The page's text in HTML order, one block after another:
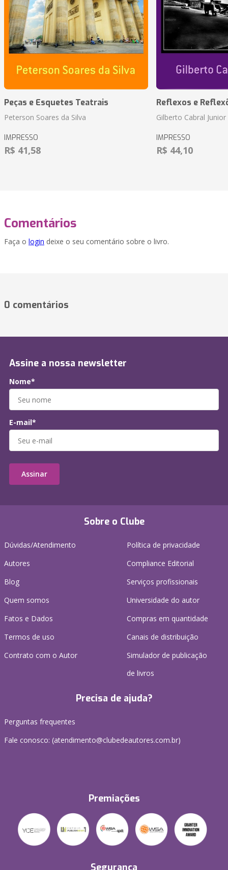
Peças e Esquetes Teatrais
Peterson Soares da Silva
IMPRESSO
R$ 41,58
Reflexos e
Gilberto Cabral Junior
IMPRESSO
R$ 44,10
Comentários
Faça o login deixe o seu comentário sobre o livro.
0 comentários
Sobre o Clube
Dúvidas/Atendimento
Autores
Blog
Quem somos
Fatos e Dados
Termos de uso
Contrato com o Autor
Política de privacidade
Compliance Editorial
Serviços profissionais
Universidade do autor
Compras em quantidade
Canais de distribuição
Simulador de publicação
de livros
Precisa de ajuda?
Perguntas frequentes
Fale conosco: (atendimento@clubedeautores.com.br)
Premiações
Assine a nossa newsletter
Nome*
E-mail*
Assinar